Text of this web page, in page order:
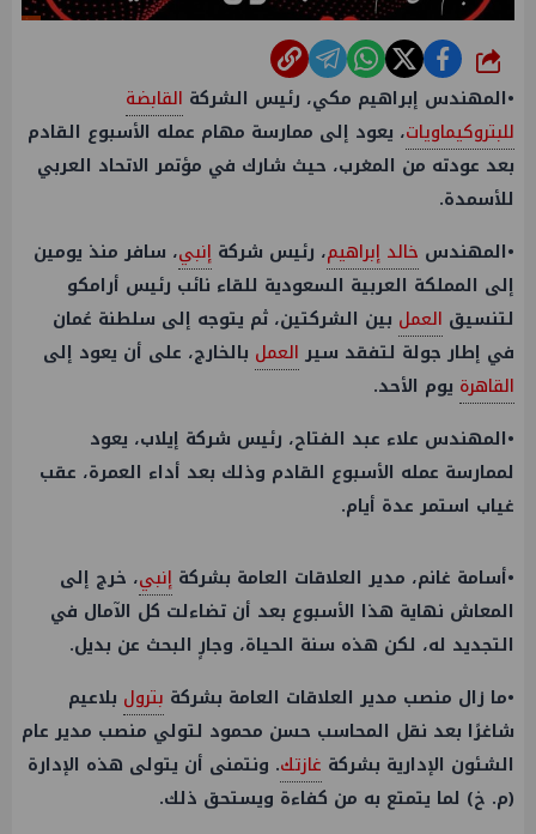
شارك
•المهندس إبراهيم مكي، رئيس الشركة القابضة
للبتروكيماويات، يعود إلى ممارسة مهام عمله الأسبوع القادم
بعد عودته من المغرب، حيث شارك في مؤتمر الاتحاد العربي
للأسمدة.
•المهندس خالد إبراهيم، رئيس شركة إنبي، سافر منذ يومين
إلى المملكة العربية السعودية للقاء نائب رئيس أرامكو
لتنسيق العمل بين الشركتين، ثم يتوجه إلى سلطنة عُمان
في إطار جولة لتفقد سير العمل بالخارج، على أن يعود إلى
القاهرة يوم الأحد.
•المهندس علاء عبد الفتاح، رئيس شركة إيلاب، يعود
لممارسة عمله الأسبوع القادم وذلك بعد أداء العمرة، عقب
غياب استمر عدة أيام.
•أسامة غانم، مدير العلاقات العامة بشركة إنبي، خرج إلى
المعاش نهاية هذا الأسبوع بعد أن تضاءلت كل الآمال في
التجديد له، لكن هذه سنة الحياة، وجارٍ البحث عن بديل.
•ما زال منصب مدير العلاقات العامة بشركة بترول بلاعيم
شاغرًا بعد نقل المحاسب حسن محمود لتولي منصب مدير عام
الشئون الإدارية بشركة غازتك. ونتمنى أن يتولى هذه الإدارة
(م. خ) لما يتمتع به من كفاءة ويستحق ذلك.